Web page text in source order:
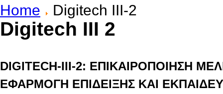
Home
Digitech III-2
Digitech III 2
DIGITECH-ΙΙΙ-2: ΕΠΙΚΑΙΡΟΠΟΙΗΣΗ
ΕΦΑΡΜΟΓΗ ΕΠΙΔΕΙΞΗΣ ΚΑΙ